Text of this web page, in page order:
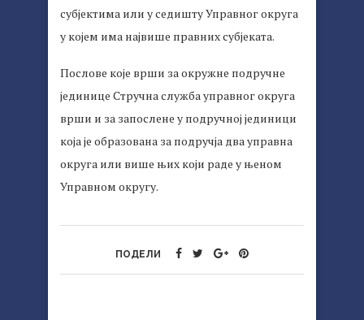
субјектима или у седишту Управног округа
у којем има највише правних субјеката.
Послове које врши за окружне подручне
јединице Стручна служба управног округа
врши и за запослене у подручној јединици
која је образована за подручја два управна
округа или више њих који раде у њеном
Управном округу.
ПОДЕЛИ